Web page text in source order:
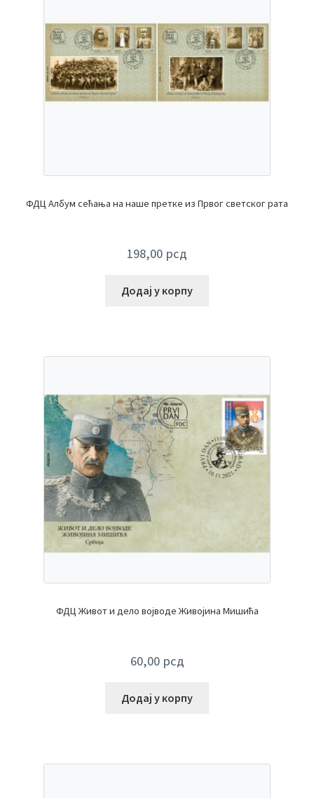
ФДЦ Албум сећања на наше претке из Првог светског рата
198,00 рсд
Додај у корпу
ФДЦ Живот и дело војводе Живојина Мишића
60,00 рсд
Додај у корпу